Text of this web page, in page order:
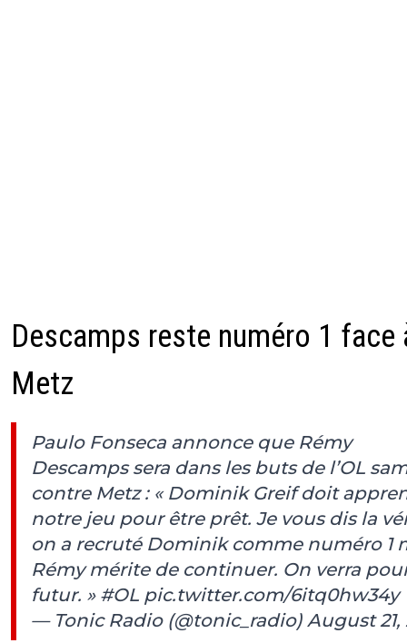
Descamps reste numéro 1 face
Metz
Paulo Fonseca annonce que Rémy
Descamps sera dans les buts de l’OL
contre Metz : « Dominik Greif doit
notre jeu pour être prêt. Je vous dis la
on a recruté Dominik comme numéro 1
Rémy mérite de continuer. On verra
futur. » #OL pic.twitter.com/6itq0hw34y
— Tonic Radio (@tonic_radio) August 21,